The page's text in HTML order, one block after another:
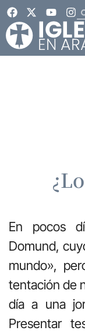
En pocos
Domund,
mundo»,
tentación de
día a una
Presentar